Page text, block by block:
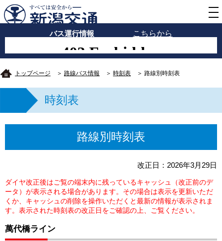
バス運行情報 こちらから
トップページ ＞ 路線バス情報 ＞ 時刻表 ＞ 路線別時刻表
時刻表
路線別時刻表
改正日：2026年3月29日
ダイヤ改正後はご覧の端末内に残っているキャッシュ（改正前のデ
ータ）が表示される場合があります。その場合は表示を更新いただ
くか、キャッシュの削除を操作いただくと最新の情報が表示されま
す。表示された時刻表の改正日をご確認の上、ご覧ください。
萬代橋ライン